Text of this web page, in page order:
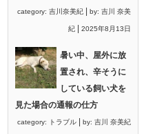
category: 吉川奈美紀 by: 吉川 奈美
紀 2025年8月13日
暑い中、屋外に放
置され、辛そうに
している飼い犬を
見た場合の通報の仕方
category: トラブル by: 吉川 奈美紀